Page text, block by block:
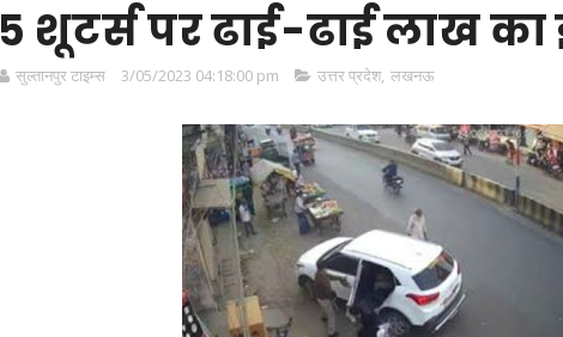
5 शूटर्स पर ढाई-ढाई लाख
सुल्तानपुर टाइम्स 3/05/2023 04:18:00 pm उत्तर प्रदेश, लखनऊ